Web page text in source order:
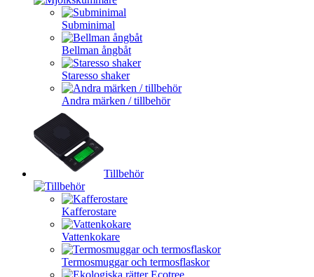
Subminimal
Bellman ångbåt
Staresso shaker
Andra märken / tillbehör
Tillbehör
Kafferostare
Vattenkokare
Termosmuggar och termosflaskor